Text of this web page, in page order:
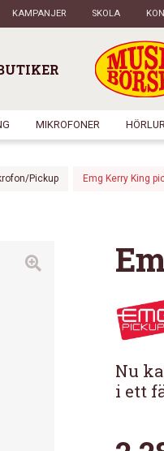
KAMPANJER SKOLA
MIKROFONER
Pickup Emg Kerry King
Nu
i ett